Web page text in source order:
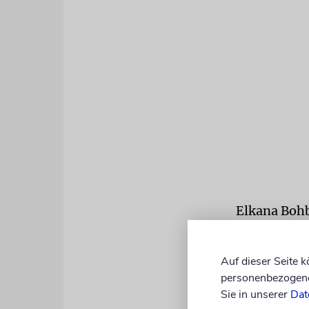
Elkana
schrieb das
ersten Tag
Auf dieser Seite
Sie in unserer